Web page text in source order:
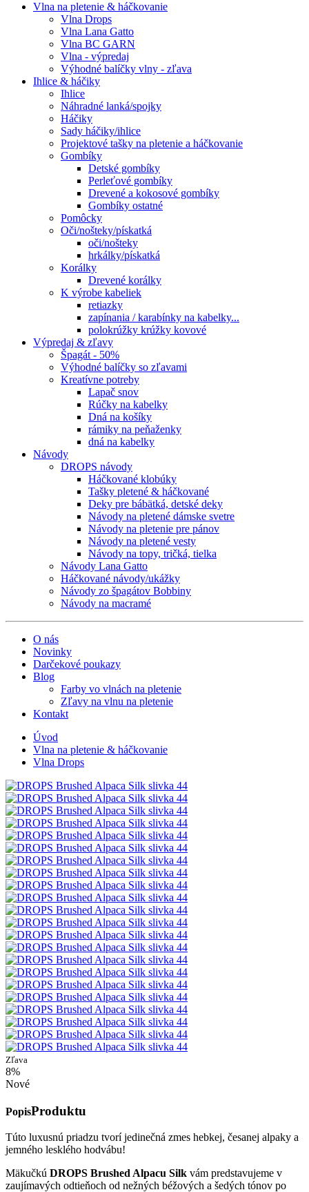
Vlna na pletenie & háčkovanie
Vlna Drops
Vlna Lana Gatto
Vlna BC GARN
Vlna - výpredaj
Výhodné balíčky vlny - zľava
Ihlice & háčiky
Ihlice
Náhradné lanká/spojky
Háčiky
Sady háčiky/ihlice
Projektové tašky na pletenie a háčkovanie
Gombíky
Detské gombíky
Perleťové gombíky
Drevené a kokosové gombíky
Gombíky ostatné
Pomôcky
Oči/nošteky/pískatká
oči/nošteky
hrkálky/pískatká
Korálky
Drevené korálky
K výrobe kabeliek
retiazky
zapínania / karabínky na kabelky...
polokrúžky krúžky kovové
Výpredaj & zľavy
Špagát - 50%
Výhodné balíčky so zľavami
Kreatívne potreby
Lapač snov
Rúčky na kabelky
Dná na košíky
rámiky na peňaženky
dná na kabelky
Návody
DROPS návody
Háčkované klobúky
Tašky pletené & háčkované
Deky pre bábätká, detské deky
Návody na pletené dámske svetre
Návody na pletenie pre pánov
Návody na pletené vesty
Návody na topy, tričká, tielka
Návody Lana Gatto
Háčkované návody/ukážky
Návody zo špagátov Bobbiny
Návody na macramé
O nás
Novinky
Darčekové poukazy
Blog
Farby vo vlnách na pletenie
Zľavy na vlnu na pletenie
Kontakt
Úvod
Vlna na pletenie & háčkovanie
Vlna Drops
Zľava
8%
Nové
PopisProduktu
Túto luxusnú priadzu tvorí jedinečná zmes hebkej, česanej alpaky a
jemného lesklého hodvábu!
Mäkučkú DROPS Brushed Alpacu Silk vám predstavujeme v
zaujímavých odtieňoch od nežných béžových a šedých tónov po